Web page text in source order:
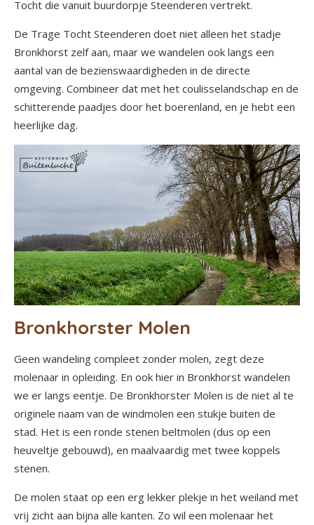
Tocht die vanuit buurdorpje Steenderen vertrekt.
De Trage Tocht Steenderen doet niet alleen het stadje
Bronkhorst zelf aan, maar we wandelen ook langs een
aantal van de bezienswaardigheden in de directe
omgeving. Combineer dat met het coulisselandschap en de
schitterende paadjes door het boerenland, en je hebt een
heerlijke dag.
Bronkhorster Molen
Geen wandeling compleet zonder molen, zegt deze
molenaar in opleiding. En ook hier in Bronkhorst wandelen
we er langs eentje. De Bronkhorster Molen is de niet al te
originele naam van de windmolen een stukje buiten de
stad. Het is een ronde stenen beltmolen (dus op een
heuveltje gebouwd), en maalvaardig met twee koppels
stenen.
De molen staat op een erg lekker plekje in het weiland met
vrij zicht aan bijna alle kanten. Zo wil een molenaar het